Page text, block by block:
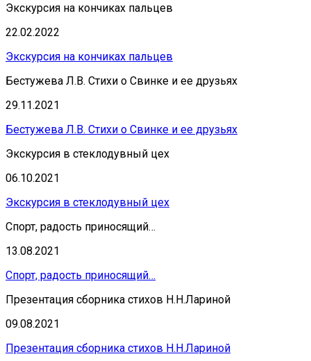
Экскурсия на кончиках пальцев
22.02.2022
Экскурсия на кончиках пальцев
Бестужева Л.В. Стихи о Свинке и ее друзьях
29.11.2021
Бестужева Л.В. Стихи о Свинке и ее друзьях
Экскурсия в стеклодувный цех
06.10.2021
Экскурсия в стеклодувный цех
Спорт, радость приносящий…
13.08.2021
Спорт, радость приносящий…
Презентация сборника стихов Н.Н.Лариной
09.08.2021
Презентация сборника стихов Н.Н.Лариной